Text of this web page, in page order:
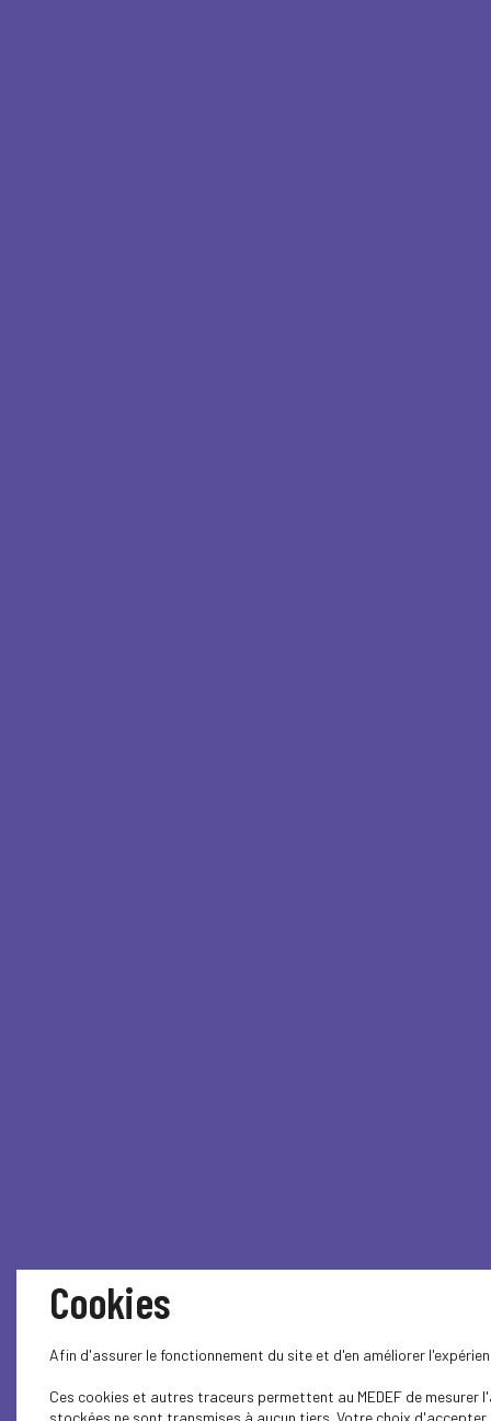
Cookies
Afin d'assurer le fonctionnement du site et d'en améliorer
Ces cookies et autres traceurs permettent au MEDEF de
stockées ne sont transmises à aucun tiers. Votre choix